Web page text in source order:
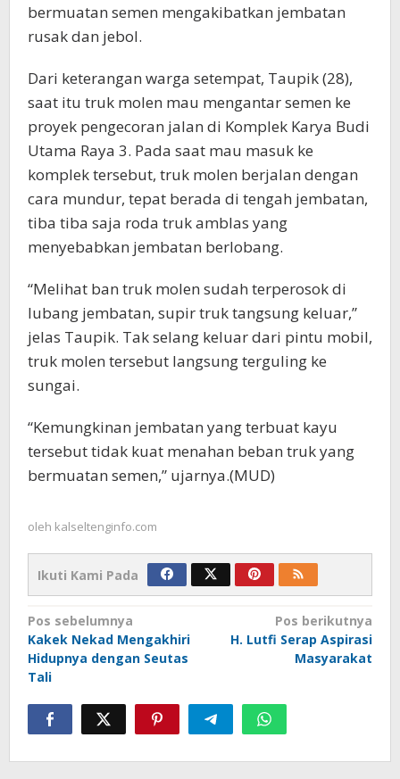
bermuatan semen mengakibatkan jembatan
rusak dan jebol.
Dari keterangan warga setempat, Taupik (28),
saat itu truk molen mau mengantar semen ke
proyek pengecoran jalan di Komplek Karya Budi
Utama Raya 3. Pada saat mau masuk ke
komplek tersebut, truk molen berjalan dengan
cara mundur, tepat berada di tengah jembatan,
tiba tiba saja roda truk amblas yang
menyebabkan jembatan berlobang.
“Melihat ban truk molen sudah terperosok di
lubang jembatan, supir truk tangsung keluar,”
jelas Taupik. Tak selang keluar dari pintu mobil,
truk molen tersebut langsung terguling ke
sungai.
“Kemungkinan jembatan yang terbuat kayu
tersebut tidak kuat menahan beban truk yang
bermuatan semen,” ujarnya.(MUD)
oleh kalseltenginfo.com
Ikuti Kami Pada
Navigasi
pos
Pos sebelumnya
Kakek Nekad Mengakhiri
Hidupnya dengan Seutas
Tali
Pos berikutnya
H. Lutfi Serap Aspirasi
Masyarakat